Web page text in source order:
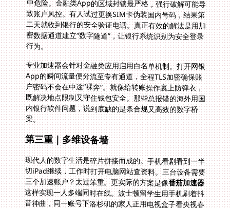
行为。
专业加速器会针对金融类应用启用白名单机制。打开网银
App的瞬间流量便分流至专有通道，全程TLS加密确保账
户密码不会在中途“裸奔”。就像给转账操作裹上防弹衣，
既解决地点限制又守住钱包安全。那些总报错的海外用国
内银行软件问题，说到底缺的是条合规又高效的数字桥
梁。
第三重｜多维设备墙
现代人的数字生活是碎片拼接而成的。手机看剧看到一半
切iPad继续，工作时打开电脑网站查资料。三台设备需要
三个加速账户？太过笨重。更实际的方案是像番茄加速器
这样实现一人多端同时在线。波士顿留学生用手机刷着抖
音神曲，同一账号下洛杉矶的家人正用电视盒子看央视春
晚直播。跨平台支持让Android平板和mac笔记本共享线